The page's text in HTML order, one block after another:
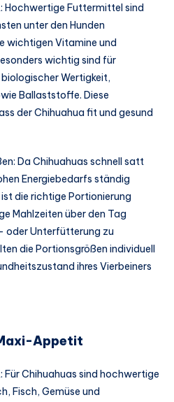
Futtermittel sind
unter den Hunden
wichtigen Vitamine und
wichtig sind für
Wertigkeit,
Ballaststoffe. Diese
der Chihuahua fit und gesund
Da Chihuahuas schnell satt
Energiebedarfs ständig
die richtige Portionierung
Mahlzeiten über den Tag
oder Unterfütterung zu
die Portionsgrößen individuell
ihres Vierbeiners
Appetit
Chihuahuas sind hochwertige
Fisch, Gemüse und